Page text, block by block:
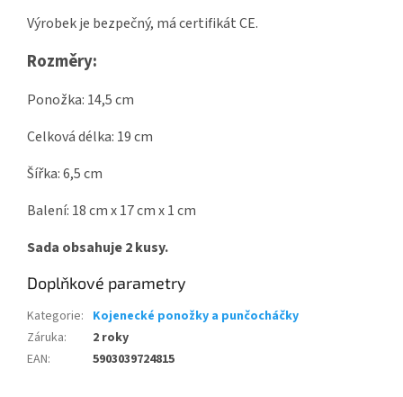
Výrobek je bezpečný, má certifikát CE.
Rozměry:
Ponožka: 14,5 cm
Celková délka: 19 cm
Šířka: 6,5 cm
Balení: 18 cm x 17 cm x 1 cm
Sada obsahuje 2 kusy.
Doplňkové parametry
Kategorie: Kojenecké ponožky a punčocháčky
Záruka:
2 roky
EAN: 5903039724815